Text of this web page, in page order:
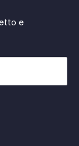
e